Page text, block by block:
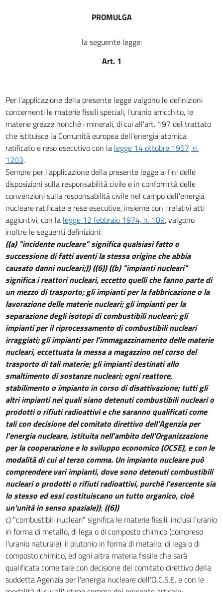
22
23
24
25
DEI BREVETTI
26
27
CAPO V
DISPOSIZIONI PENALI
28
29
30
31
32
CAPO VI
DISPOSIZIONI FINALI E TRANSITORIE
33
34
35
36
PROMULGA
la seguente legge:
Art. 1
Per l'applicazione della presente legge valgono le definizioni
concernenti le materie fissili speciali, l'uranio arricchito, le
materie grezze nonché i minerali, di cui all'art. 197 del trattato
che istituisce la Comunità europea dell'energia atomica
ratificato e reso esecutivo con la legge 14 ottobre 1957, n.
1203.
Sempre per l'applicazione della presente legge ai fini delle
disposizioni sulla responsabilità civile e in conformità delle
convenzioni sulla responsabilità civile nel campo dell'energia
nucleare ratificate e rese esecutive, insieme con i relativi atti
aggiuntivi, con la legge 12 febbraio 1974, n. 109, valgono
inoltre le seguenti definizioni:
((a) "incidente nucleare" significa qualsiasi fatto o
successione di fatti aventi la stessa origine che abbia
causato danni nucleari;)) ((6)) ((b) "impianti nucleari"
significa i reattori nucleari, eccetto quelli che fanno parte di
un mezzo di trasporto; gli impianti per la fabbricazione o la
lavorazione delle materie nucleari; gli impianti per la
separazione degli isotopi di combustibili nucleari; gli
impianti per il riprocessamento di combustibili nucleari
irraggiati; gli impianti per l'immagazzinamento delle materie
nucleari, eccettuata la messa a magazzino nel corso del
trasporto di tali materie; gli impianti destinati allo
smaltimento di sostanze nucleari; ogni reattore,
stabilimento o impianto in corso di disattivazione; tutti gli
altri impianti nei quali siano detenuti combustibili nucleari o
prodotti o rifiuti radioattivi e che saranno qualificati come
tali con decisione del comitato direttivo dell'Agenzia per
l'energia nucleare, istituita nell'ambito dell'Organizzazione
per la cooperazione e lo sviluppo economico (OCSE), e con le
modalità di cui al terzo comma. Un impianto nucleare può
comprendere vari impianti, dove sono detenuti combustibili
nucleari o prodotti o rifiuti radioattivi, purché l'esercente sia
lo stesso ed essi costituiscano un tutto organico, cioè
un'unità in senso spaziale)); ((6))
c) "combustibili nucleari" significa le materie fissili, inclusi l'uranio
in forma di metallo, di lega o di composto chimico (compreso
l'uranio naturale), il plutonio in forma di metallo, di lega o di
composto chimico, ed ogni altra materia fissile che sarà
qualificata come tale con decisione del comitato direttivo della
suddetta Agenzia per l'energia nucleare dell'O.C.S.E. e con le